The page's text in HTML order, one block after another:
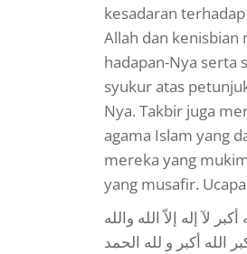
kesadaran
Allah dan kenisbian
hadapan-Nya serta
syukur atas
Nya. Takbir juga
agama Islam yang
mereka yang
yang musafir.
لآ إله إلاّ الله والله
الله أكبر و لله الحمد